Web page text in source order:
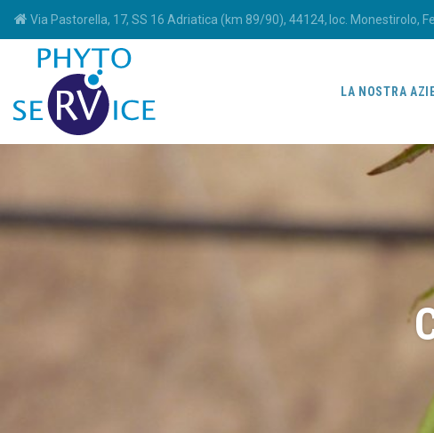
Via Pastorella, 17, SS 16 Adriatica (km 89/90), 44124, loc. Monestirolo,
LA NOSTRA